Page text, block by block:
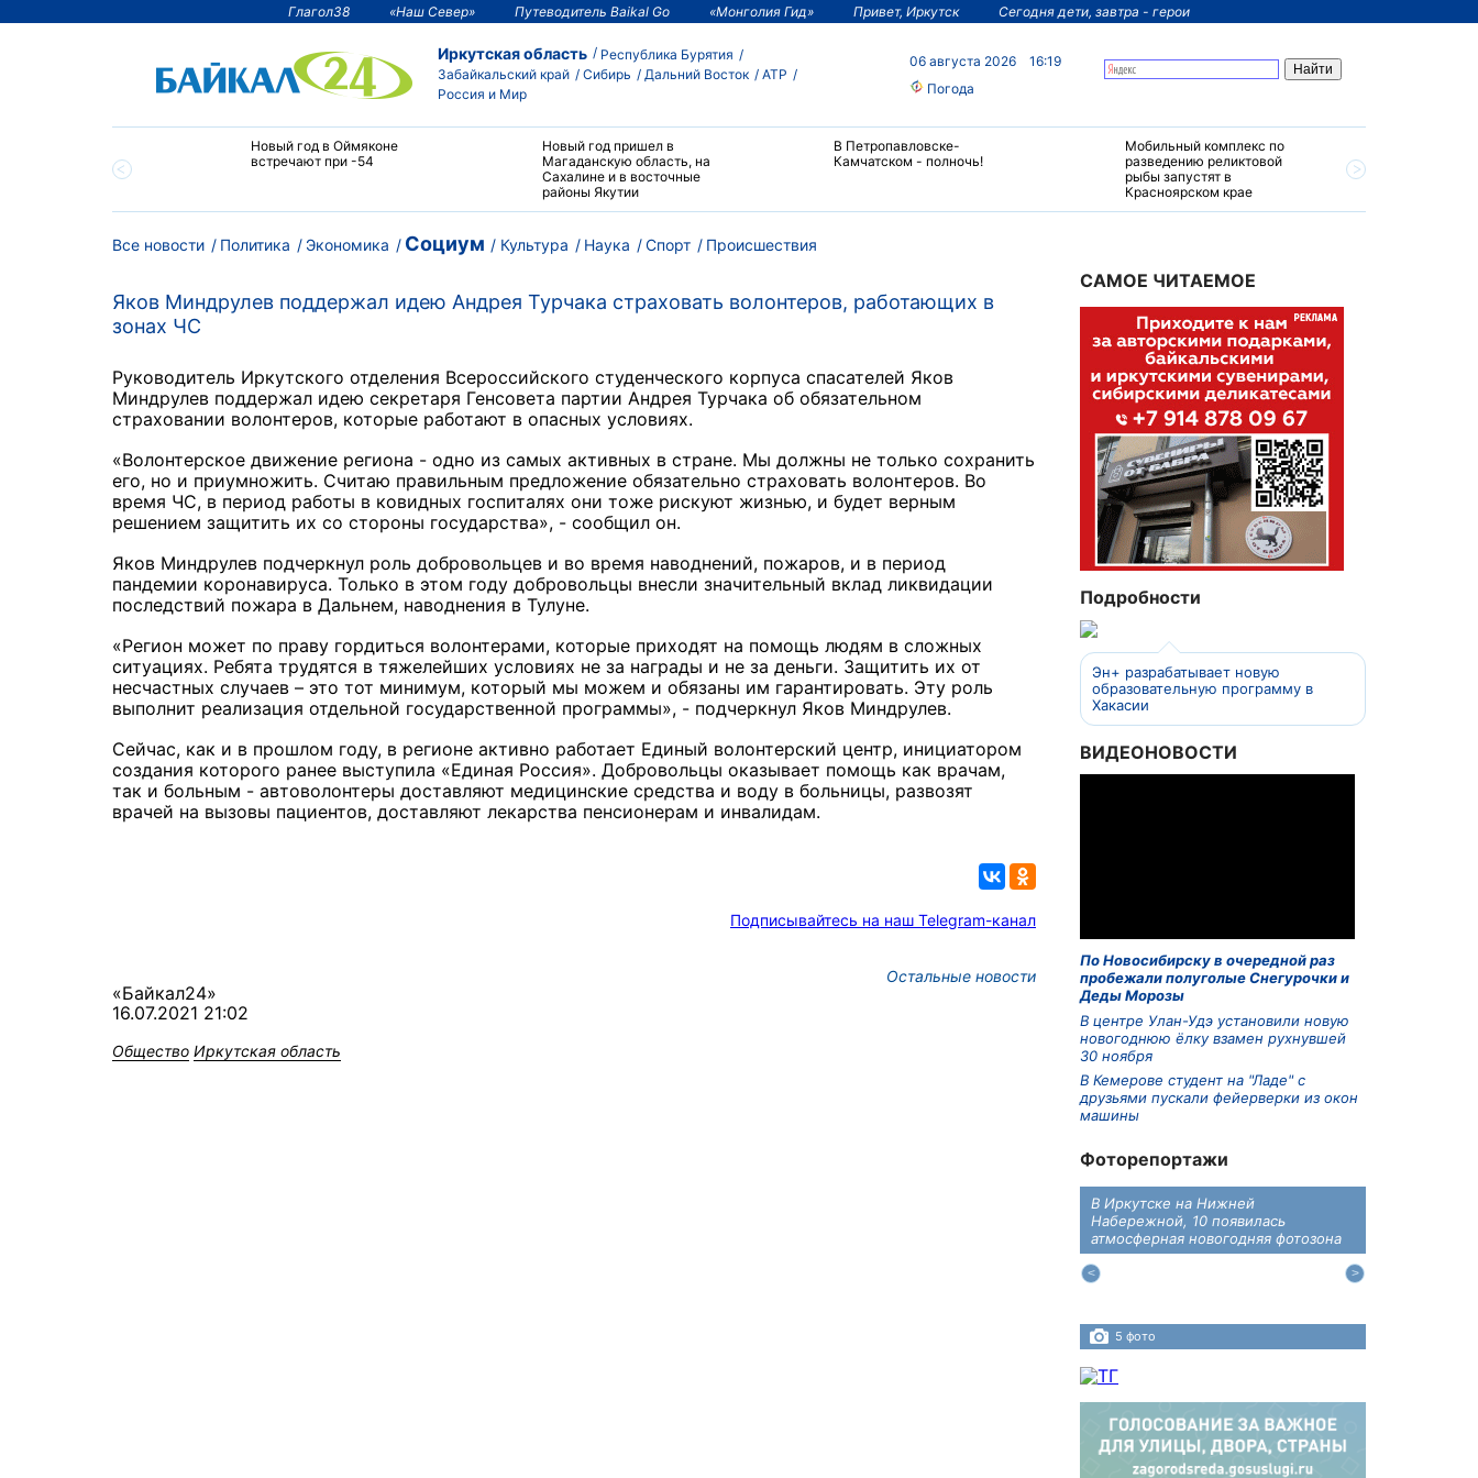
Глагол38 «Наш Север» Путеводитель Baikal Go «Монголия Гид» Привет, Иркутск Сегодня дети, завтра - герои
Иркутская область
Республика Бурятия
Забайкальский край
Сибирь Дальний Восток
АТР
Россия и Мир
06 августа 2026
16:19
Погода
Новый год в Оймяконе
встречают при -54
Новый год пришел в
Магаданскую область, на
Сахалине и в восточные
районы Якутии
В Петропавловске-
Камчатском - полночь!
Мобильный комплекс по
разведению реликтовой
рыбы запустят в
Красноярском крае
Все новости Политика Экономика Социум Культура Наука Спорт Происшествия
Яков Миндрулев поддержал идею Андрея Турчака страховать волонтеров, работающих в
зонах ЧС
Руководитель Иркутского отделения Всероссийского студенческого корпуса спасателей Яков
Миндрулев поддержал идею секретаря Генсовета партии Андрея Турчака об обязательном
страховании волонтеров, которые работают в опасных условиях.
«Волонтерское движение региона - одно из самых активных в стране. Мы должны не только сохранить
его, но и приумножить. Считаю правильным предложение обязательно страховать волонтеров. Во
время ЧС, в период работы в ковидных госпиталях они тоже рискуют жизнью, и будет верным
решением защитить их со стороны государства», - сообщил он.
Яков Миндрулев подчеркнул роль добровольцев и во время наводнений, пожаров, и в период
пандемии коронавируса. Только в этом году добровольцы внесли значительный вклад ликвидации
последствий пожара в Дальнем, наводнения в Тулуне.
«Регион может по праву гордиться волонтерами, которые приходят на помощь людям в сложных
ситуациях. Ребята трудятся в тяжелейших условиях не за награды и не за деньги. Защитить их от
несчастных случаев – это тот минимум, который мы можем и обязаны им гарантировать. Эту роль
выполнит реализация отдельной государственной программы», - подчеркнул Яков Миндрулев.
Сейчас, как и в прошлом году, в регионе активно работает Единый волонтерский центр, инициатором
создания которого ранее выступила «Единая Россия». Добровольцы оказывает помощь как врачам,
так и больным - автоволонтеры доставляют медицинские средства и воду в больницы, развозят
врачей на вызовы пациентов, доставляют лекарства пенсионерам и инвалидам.
Подписывайтесь на наш Telegram-канал
Остальные новости
«Байкал24»
16.07.2021 21:02
Общество Иркутская область
САМОЕ ЧИТАЕМОЕ
Подробности
Эн+ разрабатывает новую
образовательную программу в
Хакасии
ВИДЕОНОВОСТИ
По Новосибирску в очередной раз
пробежали полуголые Снегурочки и
Деды Морозы
В центре Улан-Удэ установили новую
новогоднюю ёлку взамен рухнувшей
30 ноября
В Кемерове студент на "Ладе" с
друзьями пускали фейерверки из окон
машины
Фоторепортажи
В Иркутске на Нижней
Набережной, 10 появилась
атмосферная новогодняя фотозона
5 фото